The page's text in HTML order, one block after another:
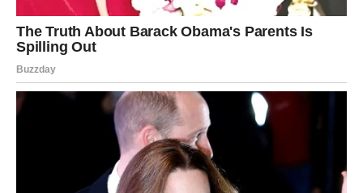
Uzimajući u obzir sve navedeno, važno je zapamtiti
nekoliko ključnih tačaka:Prirodno ne znači uvek zdravo
– mnogi proizvodi koji nose etiketu “prirodno” mogu
sadržavati skrivene šećere i nezdrave masti. Na primer,
proizvodi sa oznakom “prirodni” često su procesuirani ili
sadrže aditive koji se ne mogu lako prepoznati.
– proizvodi koji se promovišu kao “fit” ili
“light” ne moraju imati nutritivne vrednosti koje se
obećavaju. U mnogim slučajevima, ovi proizvodi dodatno